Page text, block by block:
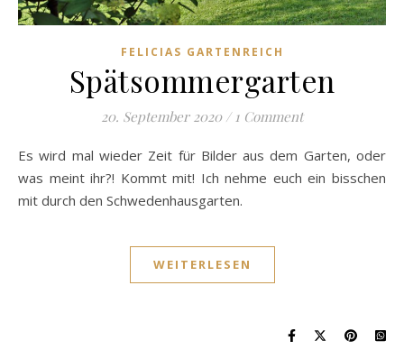
FELICIAS GARTENREICH
Spätsommergarten
20. September 2020 / 1 Comment
Es wird mal wieder Zeit für Bilder aus dem Garten, oder
was meint ihr?! Kommt mit! Ich nehme euch ein bisschen
mit durch den Schwedenhausgarten.
WEITERLESEN